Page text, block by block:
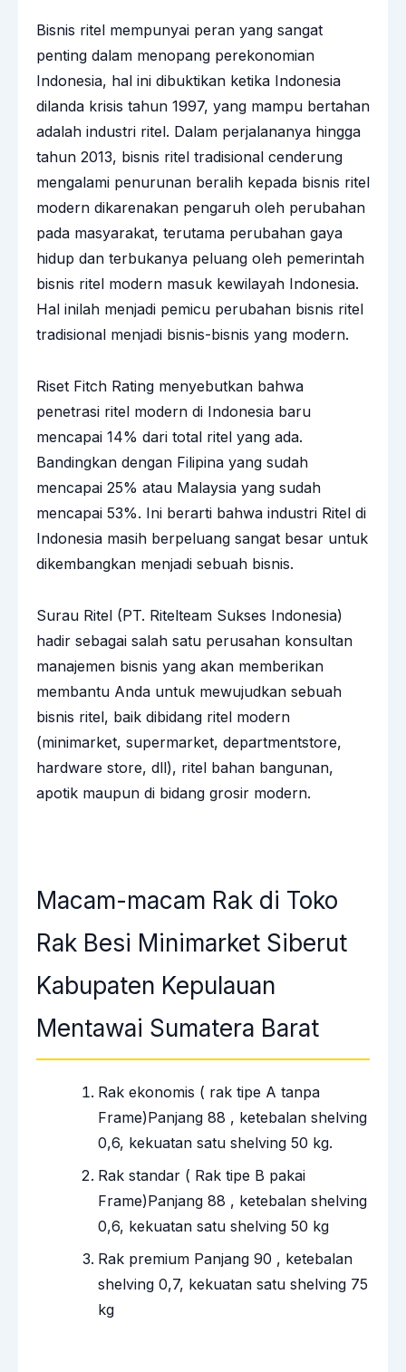
Bisnis ritel mempunyai peran yang sangat
penting dalam menopang perekonomian
Indonesia, hal ini dibuktikan ketika Indonesia
dilanda krisis tahun 1997, yang mampu bertahan
adalah industri ritel. Dalam perjalananya hingga
tahun 2013, bisnis ritel tradisional cenderung
mengalami penurunan beralih kepada bisnis ritel
modern dikarenakan pengaruh oleh perubahan
pada masyarakat, terutama perubahan gaya
hidup dan terbukanya peluang oleh pemerintah
bisnis ritel modern masuk kewilayah Indonesia.
Hal inilah menjadi pemicu perubahan bisnis ritel
tradisional menjadi bisnis-bisnis yang modern.
Riset Fitch Rating menyebutkan bahwa
penetrasi ritel modern di Indonesia baru
mencapai 14% dari total ritel yang ada.
Bandingkan dengan Filipina yang sudah
mencapai 25% atau Malaysia yang sudah
mencapai 53%. Ini berarti bahwa industri Ritel di
Indonesia masih berpeluang sangat besar untuk
dikembangkan menjadi sebuah bisnis.
Surau Ritel (PT. Ritelteam Sukses Indonesia)
hadir sebagai salah satu perusahan konsultan
manajemen bisnis yang akan memberikan
membantu Anda untuk mewujudkan sebuah
bisnis ritel, baik dibidang ritel modern
(minimarket, supermarket, departmentstore,
hardware store, dll), ritel bahan bangunan,
apotik maupun di bidang grosir modern.
Macam-macam Rak di Toko
Rak Besi Minimarket Siberut
Kabupaten Kepulauan
Mentawai Sumatera Barat
Rak ekonomis ( rak tipe A tanpa
Frame)Panjang 88 , ketebalan shelving
0,6, kekuatan satu shelving 50 kg.
Rak standar ( Rak tipe B pakai
Frame)Panjang 88 , ketebalan shelving
0,6, kekuatan satu shelving 50 kg
Rak premium Panjang 90 , ketebalan
shelving 0,7, kekuatan satu shelving 75
kg